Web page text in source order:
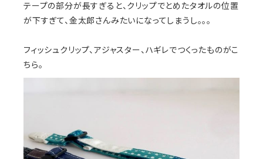
テープの部分が長すぎると、クリップでとめたタオルの位置
が下すぎて、金太郎さんみたいになってしまうし。。。
フィッシュクリップ、アジャスター、ハギレでつくったものがこ
ちら。